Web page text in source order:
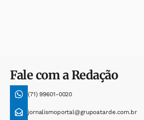
Fale com a Redação
(71) 99601-0020
jornalismoportal@grupoatarde.com.br